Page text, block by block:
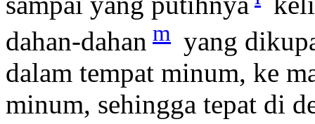
dahan-dahan m yang
dalam tempat minum, ke
minum, sehingga tepat di